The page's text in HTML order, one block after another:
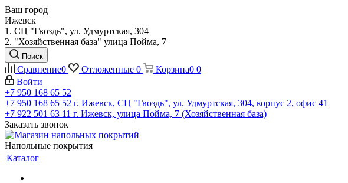
Ваш город
Ижевск
1. СЦ "Гвоздь", ул. Удмуртская, 304
2. "Хозяйственная база" улица Пойма, 7
Поиск
Сравнение0 Отложенные 0 Корзина0 0
Войти
+7 950 168 65 52
+7 950 168 65 52 г. Ижевск, СЦ "Гвоздь", ул. Удмуртская, 304, корпус 2, офис 41
+7 922 501 63 11 г. Ижевск, улица Пойма, 7 (Хозяйственная база)
Заказать звонок
Напольные покрытия
Каталог